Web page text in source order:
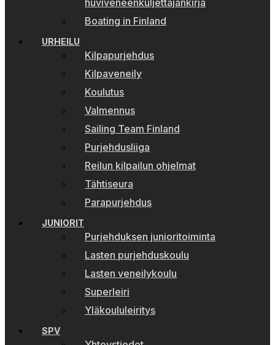
huviveneenkuljettajankirja
Boating in Finland
URHEILU
Kilpapurjehdus
Kilpaveneily
Koulutus
Valmennus
Sailing Team Finland
Purjehdusliiga
Reilun kilpailun ohjelmat
Tähtiseura
Parapurjehdus
JUNIORIT
Purjehduksen junioritoiminta
Lasten purjehduskoulu
Lasten veneilykoulu
Superleiri
Yläkoululeiritys
SPV